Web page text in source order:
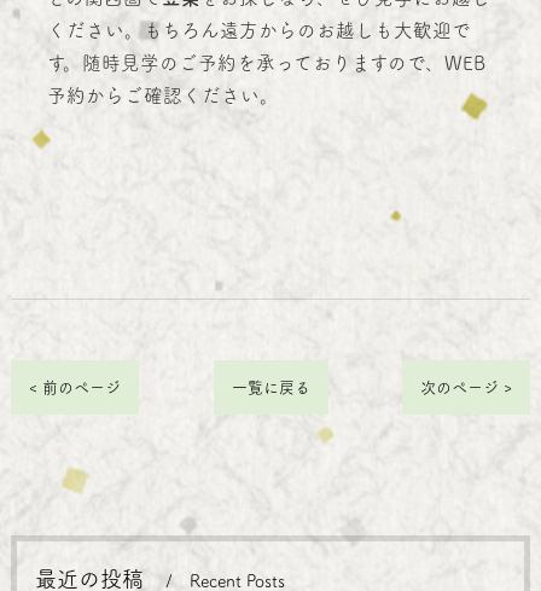
ください。もちろん遠方からのお越しも大歓迎で
す。随時見学のご予約を承っておりますので、WEB
予約からご確認ください。
< 前のページ 一覧に戻る 次のページ >
最近の投稿 Recent Posts